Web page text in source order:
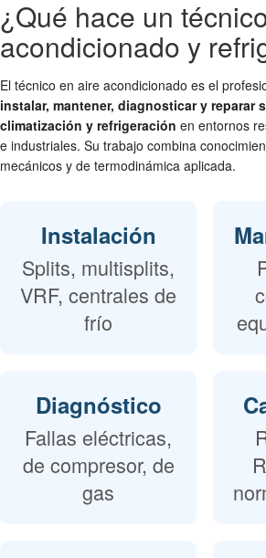
¿Qué hace un
acondicionado y
El técnico en aire acondicionado es el
instalar, mantener, diagnosticar y reparar
climatización y refrigeración en entornos
e industriales. Su trabajo combina
mecánicos y de termodinámica aplicada.
Instalación
Splits, multisplits,
VRF, centrales de
frío
Diagnóstico
Fallas eléctricas,
de compresor, de
gas